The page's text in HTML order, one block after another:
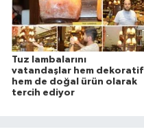
Tuz lambalarını
vatandaşlar hem dekoratif
hem de doğal ürün olarak
tercih ediyor